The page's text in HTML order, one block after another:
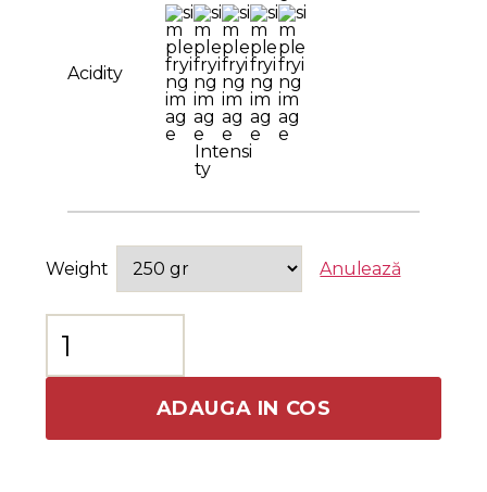
Acidity
Intensi
ty
Weight Anulează
Cantitate
STEM
Brazil
ADAUGA IN COS